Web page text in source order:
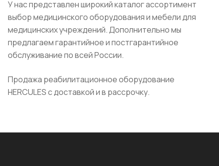
У нас представлен широкий каталог ассортимент
выбор медицинского оборудования и мебели для
медицинских учреждений. Дополнительно мы
предлагаем гарантийное и постгарантийное
обслуживание по всей России.
Продажа реабилитационное оборудование
HERCULES с доставкой и в рассрочку.